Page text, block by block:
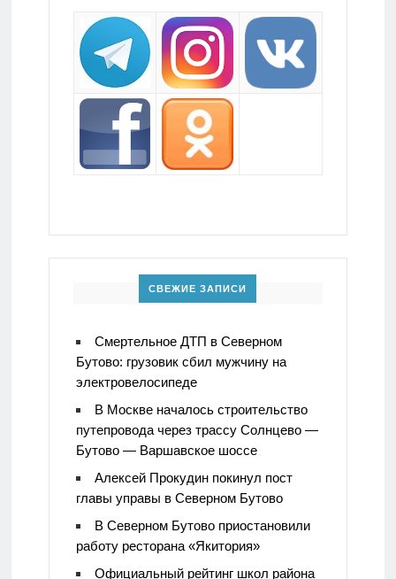
СВЕЖИЕ ЗАПИСИ
Смертельное ДТП в Северном
Бутово: грузовик сбил мужчину на
электровелосипеде
В Москве началось строительство
путепровода через трассу Солнцево —
Бутово — Варшавское шоссе
Алексей Прокудин покинул пост
главы управы в Северном Бутово
В Северном Бутово приостановили
работу ресторана «Якитория»
Официальный рейтинг школ района